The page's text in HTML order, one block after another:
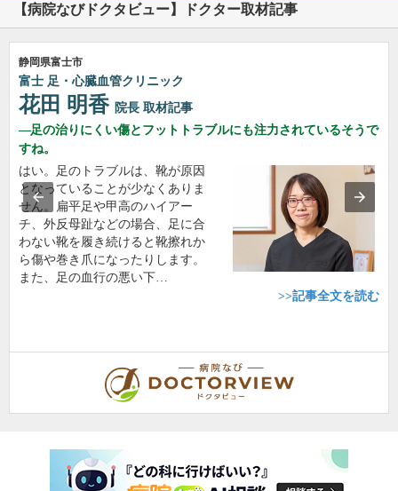
【病院なびドクタビュー】ドクター取材記事
静岡県富士市
富士 足・心臓血管クリニック
花田 明香 院長 取材記事
足の治りにくい傷とフットトラブルにも注力されているそうで
すね。
はい。足のトラブルは、靴が原因
となっていることが少なくありま
せん。扁平足や甲高のハイアー
チ、外反母趾などの場合、足に合
わない靴を履き続けると靴擦れか
ら傷や巻き爪になったりします。
また、足の血行の悪い下…
>>記事全文を読む